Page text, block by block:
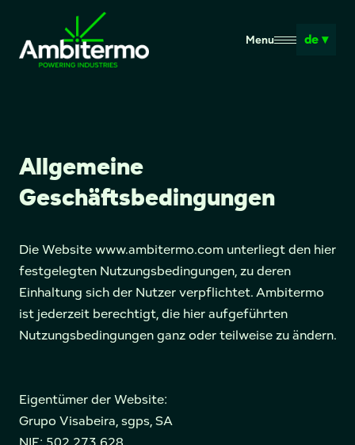
Menu de ▾
Allgemeine
Geschäftsbedingungen
Die Website www.ambitermo.com unterliegt den hier
festgelegten Nutzungsbedingungen, zu deren
Einhaltung sich der Nutzer verpflichtet. Ambitermo
ist jederzeit berechtigt, die hier aufgeführten
Nutzungsbedingungen ganz oder teilweise zu ändern.
Eigentümer der Website:
Grupo Visabeira, sgps, SA